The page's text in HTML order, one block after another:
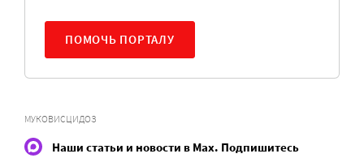
ПОМОЧЬ ПОРТАЛУ
МУКОВИСЦИДОЗ
Наши статьи и новости в Max. Подпишитесь